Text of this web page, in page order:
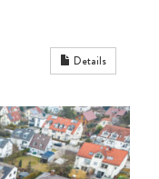
Details